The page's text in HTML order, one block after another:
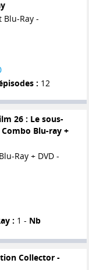
Blu-Ray -
: 12
26 : Le sous-
Blu-ray +
Ray + DVD -
: 1 - Nb
Collector -